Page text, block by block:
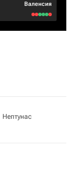
Валенсия
Нептунас